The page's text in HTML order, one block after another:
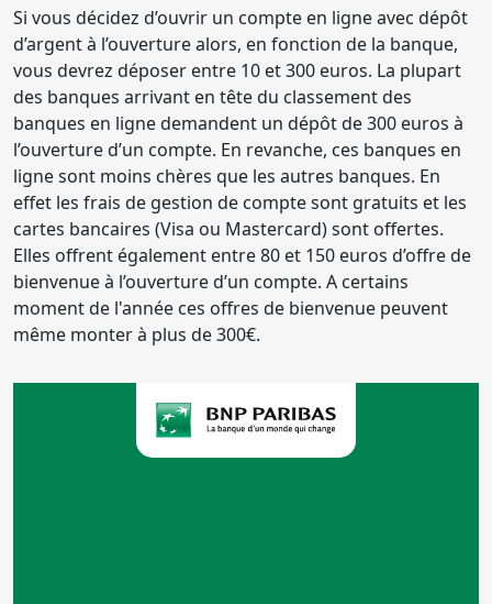
Si vous décidez d’ouvrir un compte en ligne avec dépôt
d’argent à l’ouverture alors, en fonction de la banque,
vous devrez déposer entre 10 et 300 euros. La plupart
des banques arrivant en tête du classement des
banques en ligne demandent un dépôt de 300 euros à
l’ouverture d’un compte. En revanche, ces banques en
ligne sont moins chères que les autres banques. En
effet les frais de gestion de compte sont gratuits et les
cartes bancaires (Visa ou Mastercard) sont offertes.
Elles offrent également entre 80 et 150 euros d’offre de
bienvenue à l’ouverture d’un compte. A certains
moment de l'année ces offres de bienvenue peuvent
même monter à plus de 300€.